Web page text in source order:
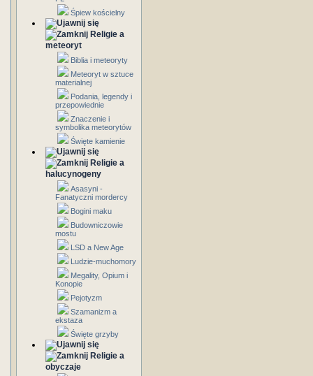
Śpiew kościelny
Religie a
meteoryt
Biblia i meteoryty
Meteoryt w sztuce
materialnej
Podania, legendy i
przepowiednie
Znaczenie i
symbolika meteorytów
Święte kamienie
Religie a
halucynogeny
Asasyni -
Fanatyczni mordercy
Bogini maku
Budowniczowie
mostu
LSD a New Age
Ludzie-muchomory
Megality, Opium i
Konopie
Pejotyzm
Szamanizm a
ekstaza
Święte grzyby
Religie a
obyczaje